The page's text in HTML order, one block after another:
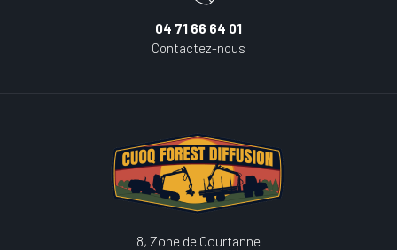
04 71 66 64 01
Contactez-nous
8, Zone de Courtanne